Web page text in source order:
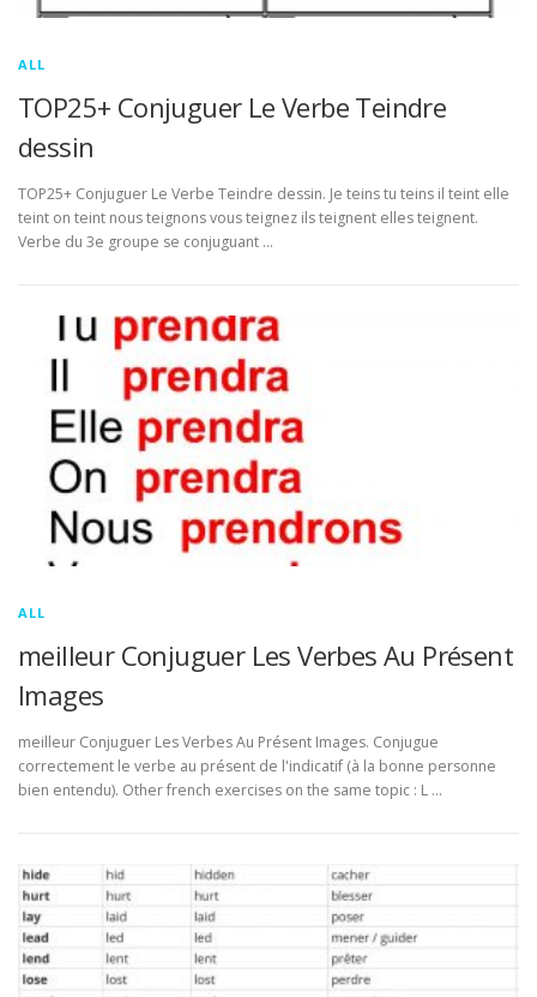
ALL
TOP25+ Conjuguer Le Verbe Teindre
dessin
TOP25+ Conjuguer Le Verbe Teindre dessin. Je teins tu teins il teint elle
teint on teint nous teignons vous teignez ils teignent elles teignent.
Verbe du 3e groupe se conjuguant …
ALL
meilleur Conjuguer Les Verbes Au Présent
Images
meilleur Conjuguer Les Verbes Au Présent Images. Conjugue
correctement le verbe au présent de l'indicatif (à la bonne personne
bien entendu). Other french exercises on the same topic : L …